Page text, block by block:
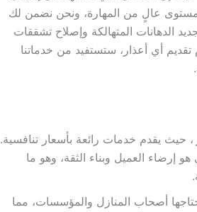
عالٍ من المهارة، ونحن نضمن لك
الدهانات المتهالكة وإصلاح تشققات
تقديم أي أعذار، ستستفيد من خدماتنا
، حيث يقدم خدمات رائعة بأسعار تنافسية.
إرضاء العميل وبناء الثقة، وهو ما
أصحاب المنازل والمؤسسات، مما